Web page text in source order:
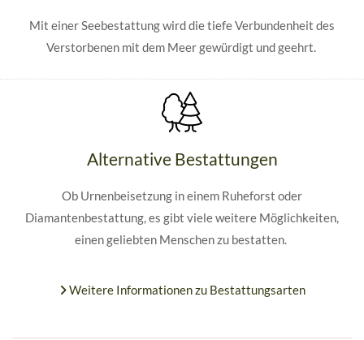
Mit einer Seebestattung wird die tiefe Verbundenheit des
Verstorbenen mit dem Meer gewürdigt und geehrt.
Alternative Bestattungen
Ob Urnenbeisetzung in einem Ruheforst oder
Diamantenbestattung, es gibt viele weitere Möglichkeiten,
einen geliebten Menschen zu bestatten.
Weitere Informationen zu Bestattungsarten